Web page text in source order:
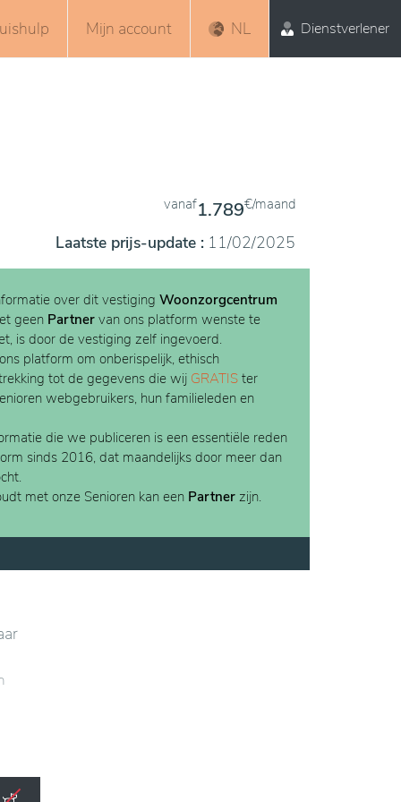
Mijn account NL Dienstverlener
vanaf1.789€/maand
Laatste prijs-update : 11/02/2025
over dit vestiging Woonzorgcentrum
geen Partner van ons platform wenste te
is door de vestiging zelf ingevoerd.
platform om onberispelijk, ethisch
tot de gegevens die wij GRATIS ter
webgebruikers, hun familieleden en
die we publiceren is een essentiële reden
sinds 2016, dat maandelijks door meer dan
met onze Senioren kan een Partner zijn.